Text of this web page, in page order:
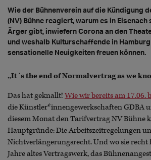
Wie der Bühnenverein auf die Kündigung
(NV) Bühne reagiert, warum es in
Ärger gibt, inwiefern Corona an den
und weshalb Kulturschaffende in
sensationelle Neuigkeiten freuen können.
„It´s the end of Normalvertrag as we
Das hat geknallt! Wie wir bereits am 17.06.
die Künstler*innengewerkschaften GDBA
diesem Monat den Tarifvertrag NV Bühne
Hauptgründe: Die Arbeitszeitregelungen
Nichtverlängerungsrecht. Und wo sie recht
Jahre altes Vertragswerk, das